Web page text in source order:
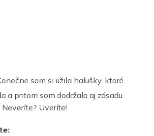
som si užila halušky, ktoré
a pritom som dodržala aj zásadu
Uveríte!